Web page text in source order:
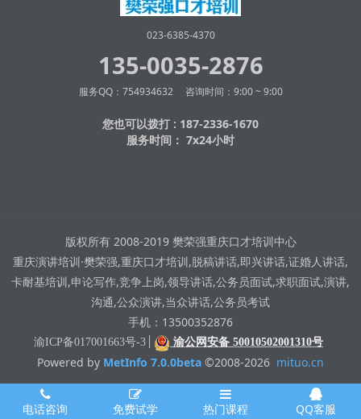
023-6385-4370
135-0035-2876
服务QQ：754934632 咨询时间：9:00 ~ 9:00
您也可以拨打 : 187-2336-1670
服务时间： 7x24小时
版权所有 2008-2019 樊荣强重庆口才培训中心
重庆演讲培训·樊荣强,重庆口才培训,脱稿讲话,即兴讲话,证婚人讲话,
卡耐基培训,申论写作,竞争上岗,领导讲话,公务员面试,求职面试,演讲,
沟通,公众演讲,当众讲话,公务员考试
手机：13500352876
渝ICP备017001663号-3 渝公网安备 50010502001310号
Powered by MetInfo 7.0.0beta ©2008-2026 mituo.cn
电话咨询 免费试学 热门课程 QQ客服